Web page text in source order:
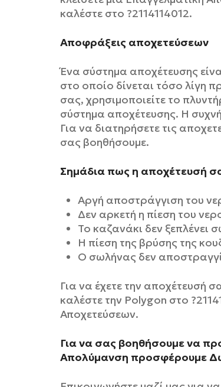
καλέστε στο ?2114114012.
Αποφράξεις αποχετεύσεων
Ένα σύστημα αποχέτευσης
στο οποίο δίνεται τόσο λίγη
σας, χρησιμοποιείτε το
σύστημα αποχέτευσης. Η
Για να διατηρήσετε τις
σας βοηθήσουμε.
Σημάδια πως η αποχέτευσή
Αργή αποστράγγιση του
Δεν αρκετή η πίεση του
Το καζανάκι δεν ξεπλένει
Η πίεση της βρύσης της
Ο σωλήνας δεν
Για να έχετε την αποχέτευσή
καλέστε την Polygon στο
Αποχετεύσεων.
Για να σας βοηθήσουμε να
Απολύμανση προσφέρουμε